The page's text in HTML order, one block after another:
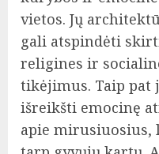
vietos. Jų
gali atspindėti
religines ir
tikėjimus. Taip pat
išreikšti emocinę
apie mirusiuosius,